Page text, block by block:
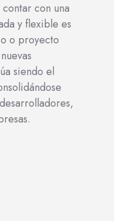
con una
y flexible es
o proyecto
siendo el